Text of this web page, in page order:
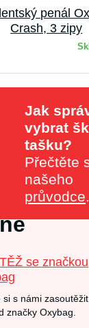
penál
Crash, 3 zipy
Jak
vybrat
tašku?
Přečtěte
našeho
průvodce.
se značkou
si s námi
značky Oxybag.